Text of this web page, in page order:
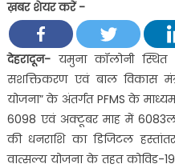
ख़बर शेयर करें -
देहरादून-यमुना कॉलोनी
सशक्तिकरण एवं बाल विकास
योजना” के अंतर्गत PFMS के
6098 एवं अक्टूबर माह में
की धनराशि का डिजिटल
वात्सल्य योजना के तहत कोविड-19